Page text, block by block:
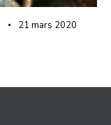
21 mars 2020